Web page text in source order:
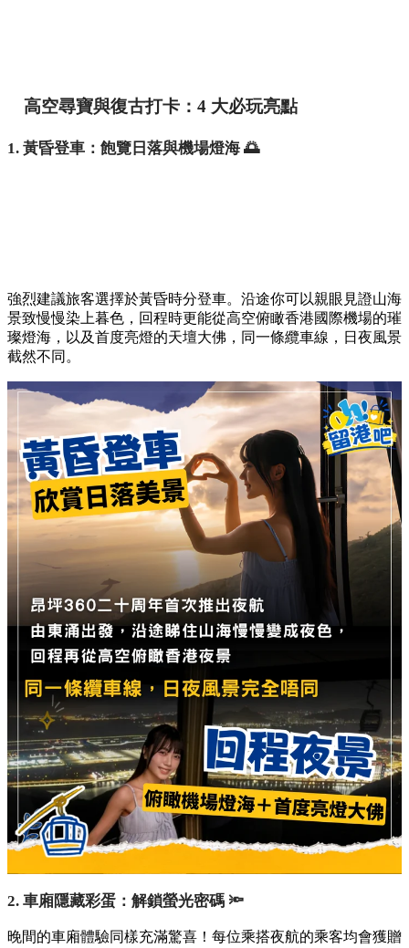
高空尋寶與復古打卡：4 大必玩亮點
1. 黃昏登車：飽覽日落與機場燈海 🌅
強烈建議旅客選擇於黃昏時分登車。沿途你可以親眼見證山海
景致慢慢染上暮色，回程時更能從高空俯瞰香港國際機場的璀
璨燈海，以及首度亮燈的天壇大佛，同一條纜車線，日夜風景
截然不同。
2. 車廂隱藏彩蛋：解鎖螢光密碼 🔦
晚間的車廂體驗同樣充滿驚喜！每位乘搭夜航的乘客均會獲贈